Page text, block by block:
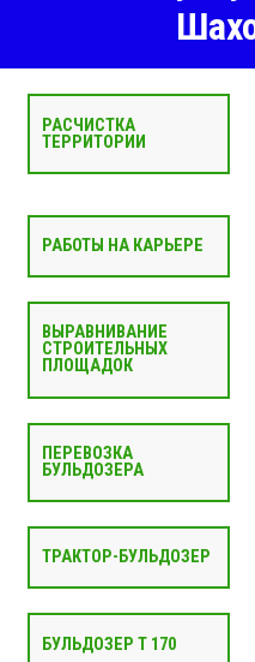
РАСЧИСТКА
ТЕРРИТОРИИ
РАБОТЫ НА КАРЬЕРЕ
ВЫРАВНИВАНИЕ
СТРОИТЕЛЬНЫХ
ПЛОЩАДОК
ПЕРЕВОЗКА
БУЛЬДОЗЕРА
ТРАКТОР-БУЛЬДОЗЕР
БУЛЬДОЗЕР Т 170